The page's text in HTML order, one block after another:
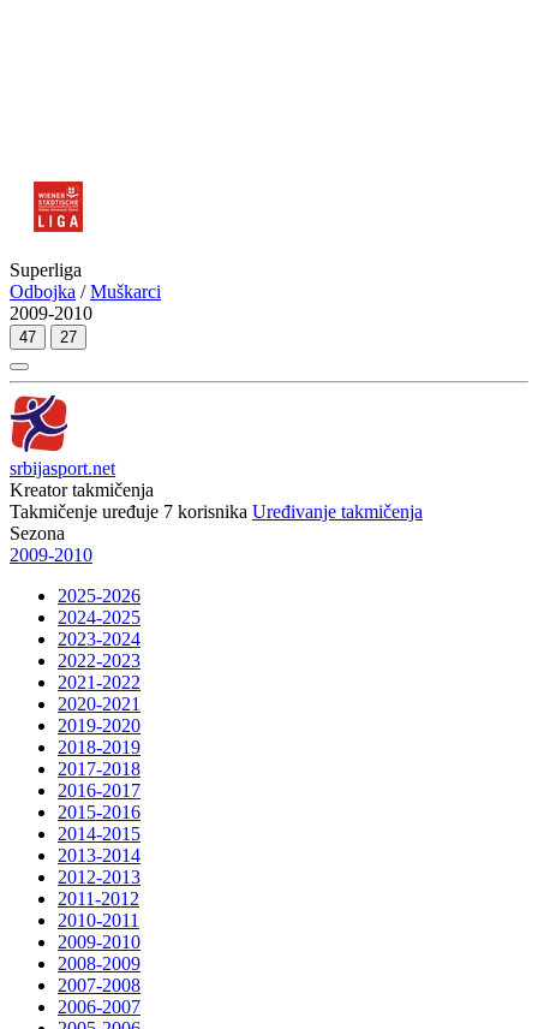
Superliga
Odbojka /Muškarci
2009-2010
47 27
srbijasport.net
Kreator takmičenja
Takmičenje uređuje 7 korisnika Uređivanje takmičenja
Sezona
2009-2010
2025-2026
2024-2025
2023-2024
2022-2023
2021-2022
2020-2021
2019-2020
2018-2019
2017-2018
2016-2017
2015-2016
2014-2015
2013-2014
2012-2013
2011-2012
2010-2011
2009-2010
2008-2009
2007-2008
2006-2007